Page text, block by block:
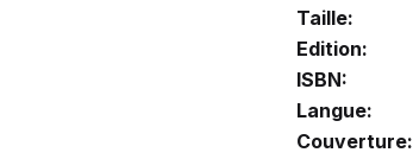
Taille:
Edition:
ISBN:
Langue:
Couverture: